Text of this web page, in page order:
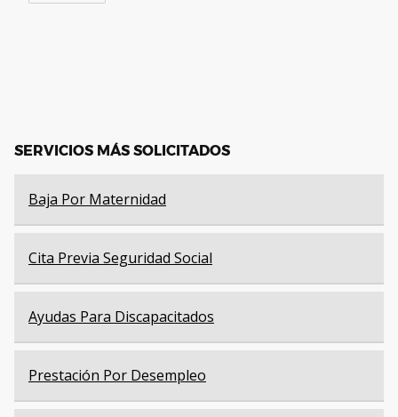
SERVICIOS MÁS SOLICITADOS
Baja Por Maternidad
Cita Previa Seguridad Social
Ayudas Para Discapacitados
Prestación Por Desempleo